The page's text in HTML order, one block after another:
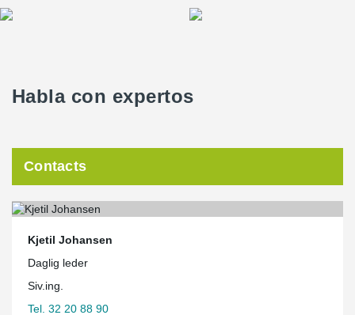
Habla con expertos
Contacts
Kjetil Johansen
Daglig leder
Siv.ing.
Tel. 32 20 88 90